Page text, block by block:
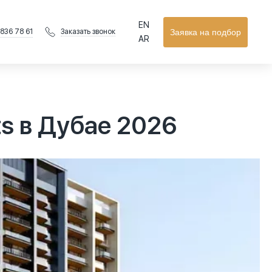
78 61 Заказать звонок Заявка на подбор
EN
AR
в Дубае 2026